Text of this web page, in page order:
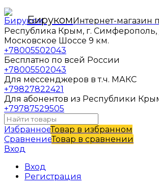
БирукомИнтернет-магазин
Республика Крым, г. Симферополь,
Московское Шоссе 9 км.
+78005502043
Бесплатно по всей России
+78005502043
Для мессенджеров в т.ч. МАКС
+79827822421
Для абонентов из Республики
+79787529505
ИзбранноеТовар в избранном
СравнениеТовар в сравнении
Вход
Вход
Регистрация